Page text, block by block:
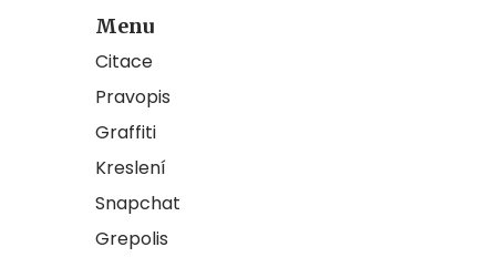
Menu
Citace
Pravopis
Graffiti
Kreslení
Snapchat
Grepolis